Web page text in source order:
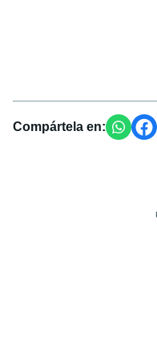
Compártela en: